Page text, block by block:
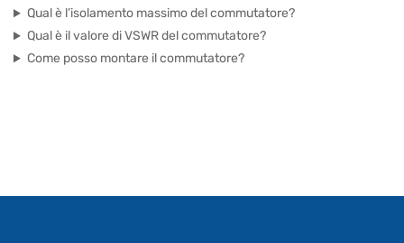
Qual è l’isolamento massimo del commutatore?
Qual è il valore di VSWR del commutatore?
Come posso montare il commutatore?